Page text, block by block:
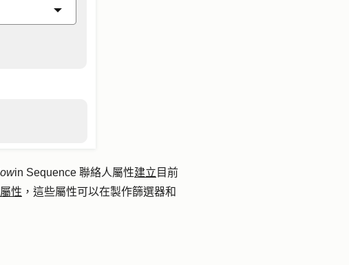
in Sequence 聯絡人屬性建立 目前
性 ，這些屬性可以在製作篩選器和